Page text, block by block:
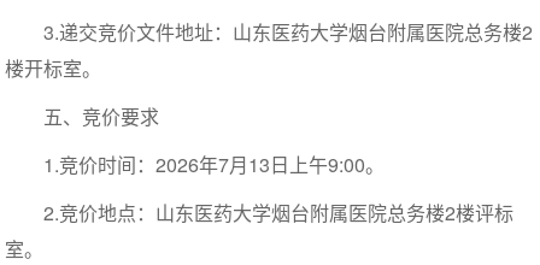
3.递交竞价文件地址：山东医药大学烟台附属医院总务楼2
楼开标室。
五、竞价要求
1.竞价时间：2026年7月13日上午9:00。
2.竞价地点：山东医药大学烟台附属医院总务楼2楼评标
室。